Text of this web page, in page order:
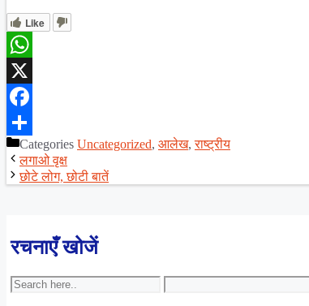
Like
WhatsApp
X
Facebook
ShareCategories Uncategorized, आलेख,राष्ट्रीय
लगाओ वृक्ष
छोटे लोग, छोटी बातें
रचनाएँ खोजें